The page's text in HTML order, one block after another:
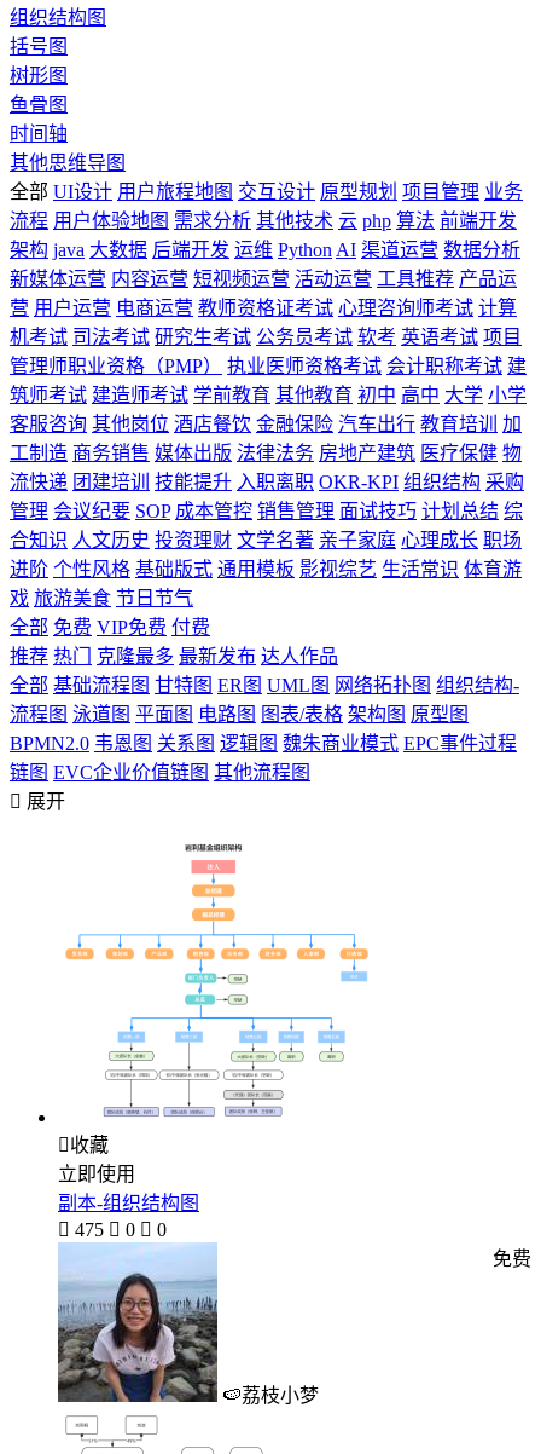
组织结构图
括号图
树形图
鱼骨图
时间轴
其他思维导图
全部 UI设计 用户旅程地图 交互设计 原型规划 项目管理 业务
流程 用户体验地图 需求分析 其他技术 云 php 算法 前端开发
架构 java 大数据 后端开发 运维 Python AI 渠道运营 数据分析
新媒体运营 内容运营 短视频运营 活动运营 工具推荐 产品运
营 用户运营 电商运营 教师资格证考试 心理咨询师考试 计算
机考试 司法考试 研究生考试 公务员考试 软考 英语考试 项目
管理师职业资格（PMP）
执业医师资格考试 会计职称考试 建
筑师考试 建造师考试 学前教育 其他教育 初中 高中 大学 小学
客服咨询 其他岗位 酒店餐饮 金融保险 汽车出行 教育培训
加
工制造 商务销售 媒体出版 法律法务 房地产建筑 医疗保健 物
流快递 团建培训 技能提升 入职离职 OKR-KPI 组织结构 采购
管理 会议纪要 SOP 成本管控 销售管理 面试技巧 计划总结 综
合知识 人文历史 投资理财 文学名著 亲子家庭 心理成长 职场
进阶 个性风格 基础版式 通用模板 影视综艺 生活常识 体育游
戏 旅游美食 节日节气
全部 免费 VIP免费 付费
推荐 热门 克隆最多 最新发布 达人作品
全部 基础流程图 甘特图 ER图 UML图 网络拓扑图 组织结构-
流程图 泳道图 平面图 电路图 图表/表格 架构图 原型图
BPMN2.0 韦恩图 关系图 逻辑图 魏朱商业模式 EPC事件过程
链图 EVC企业价值链图 其他流程图
 展开
收藏
立即使用
副本-组织结构图
 475  0  0
🍉荔枝小梦
免费